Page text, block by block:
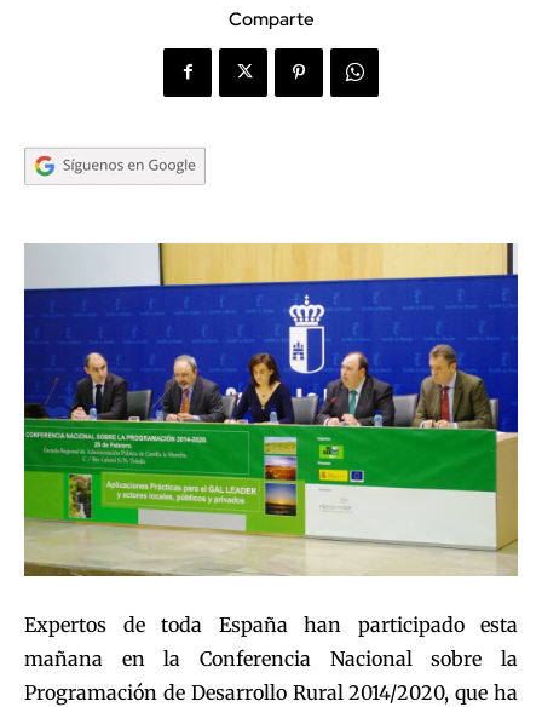
Comparte
Expertos de toda España han participado esta
mañana en la Conferencia Nacional sobre la
Programación de Desarrollo Rural 2014/2020, que ha